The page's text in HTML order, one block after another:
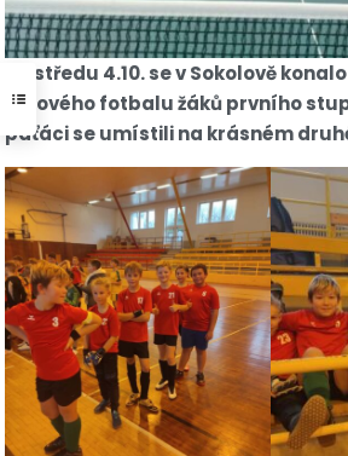
Ve středu 4.10. se v Sokolově
halového fotbalu žáků prvního
páťáci se umístili na krásném